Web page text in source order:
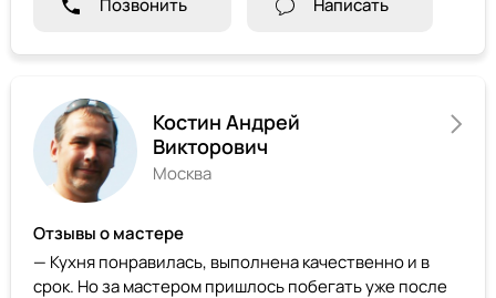
Позвонить Написать
Костин Андрей
Викторович
Москва
Отзывы о мастере
— Кухня понравилась, выполнена качественно и в
срок. Но за мастером пришлось побегать уже после